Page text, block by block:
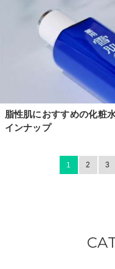
脂性肌におすすめの化粧
インナップ
1 2 3